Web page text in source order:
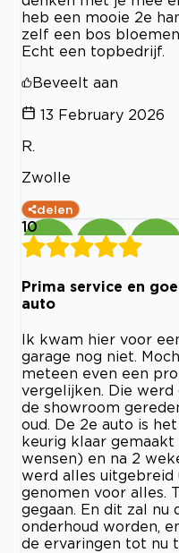
heb een mooie 2e
zelf een bos
Echt een topbedrijf.
Beveelt aan
13 February 2026
R.
Zwolle
delen
10
Prima service en
auto
Ik kwam hier voor
garage nog niet.
meteen even een
vergelijken. Die
de showroom
oud. De 2e auto is
keurig klaar
wensen) en na 2
werd alles uitgebreid
genomen voor alles.
gegaan. En dit zal nu
onderhoud worden,
de ervaringen tot nu